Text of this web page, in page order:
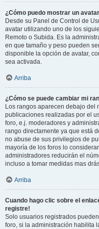
¿Cómo puedo mostrar un
Desde su Panel de Control de
avatar utilizando uno de los
Remoto o Subida. Es la
en que tamaño y peso pueden
disponible la opción de avatar,
sea activada.
Arriba
¿Cómo se puede cambiar mi
Los rangos aparecen debajo del
publicaciones realizadas por el
foro, e.j. moderadores y
rango directamente ya que está
no abuse de sus privilegios de
mayoría de los foros lo
administradores reducirán el
incluso a tomar medidas mas
Arriba
Cuando hago clic sobre el
registre!
Solo usuarios registrados
foro, si la administración habilita